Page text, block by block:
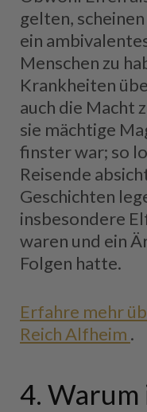
gelten,
ein
Menschen zu
Krankheiten
auch die Macht
sie mächtige
finster war; so
Reisende
Geschichten
insbesondere
waren und ein
Folgen hatte.
Erfahre mehr
Reich Alfheim .
4.